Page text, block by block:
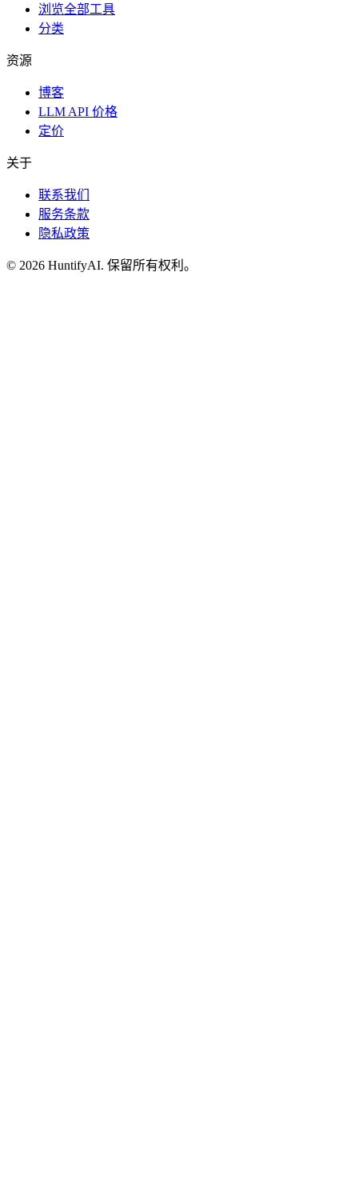
浏览全部工具
分类
资源
博客
LLM API 价格
定价
关于
联系我们
服务条款
隐私政策
© 2026 HuntifyAI. 保留所有权利。